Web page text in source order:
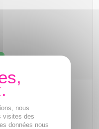
nous
visites des
données nous